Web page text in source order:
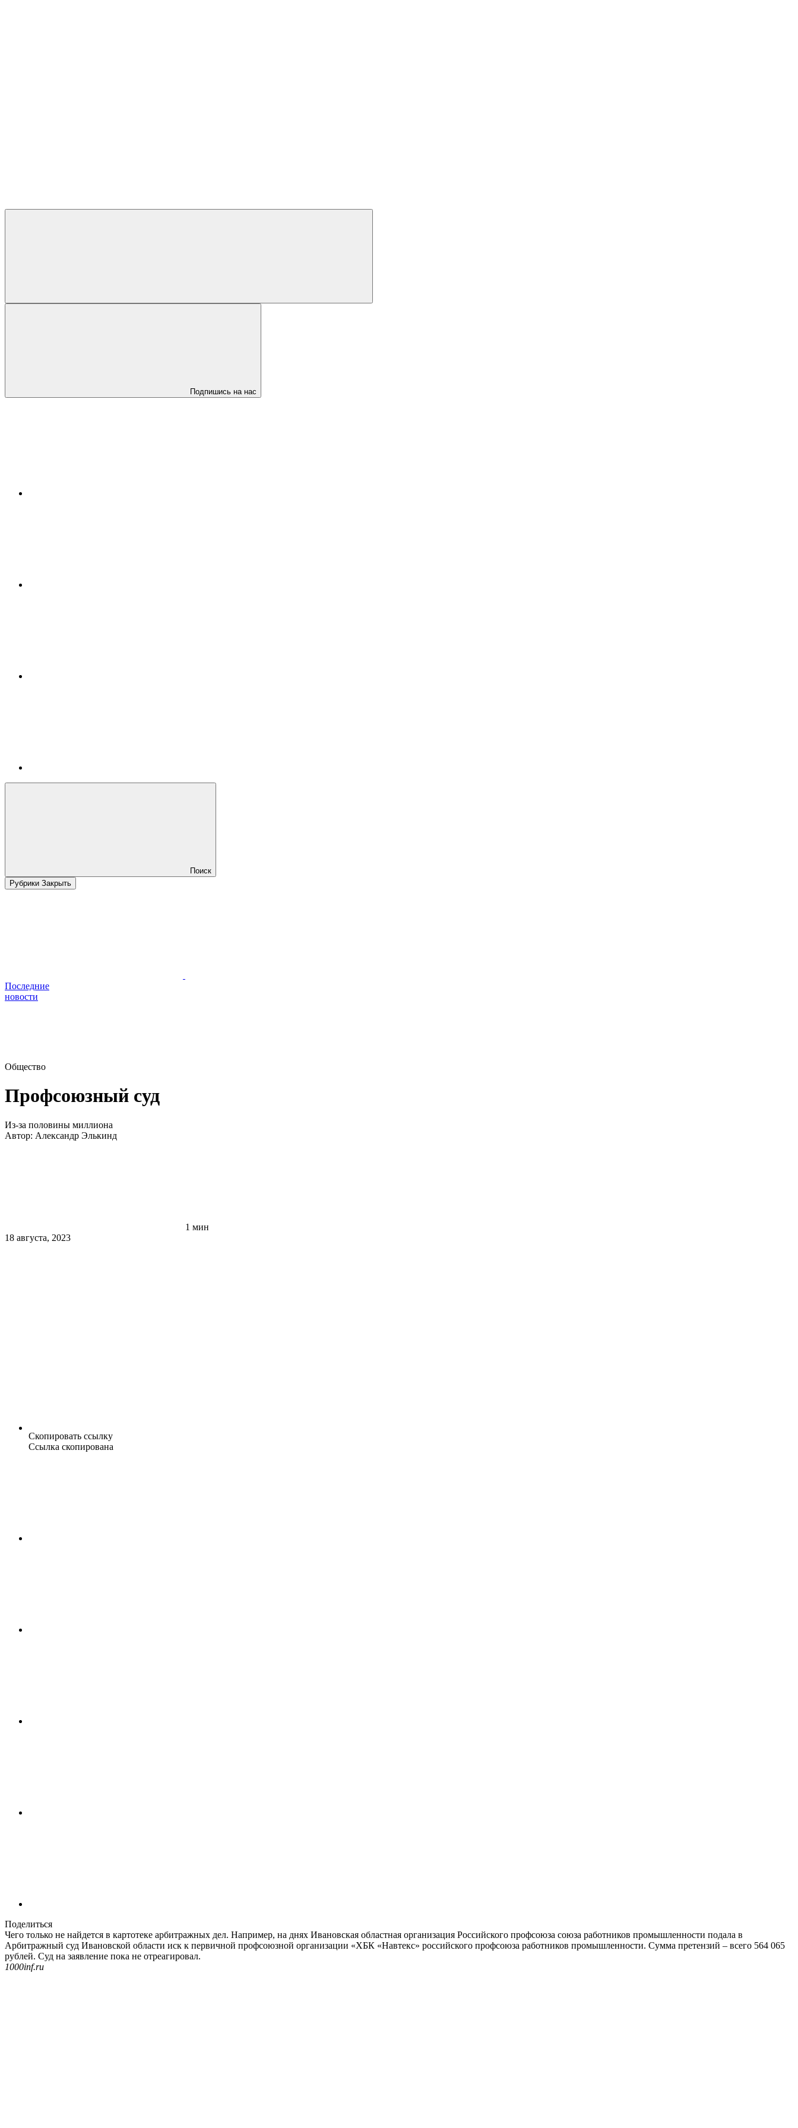
Подпишись на нас
Поиск
Рубрики Закрыть
Последние
новости
Общество
Профсоюзный суд
Из-за половины миллиона
Автор: Александр Элькинд
1 мин
18 августа, 2023
Скопировать ссылку
Ссылка скопирована
Поделиться
Чего только не найдется в картотеке арбитражных дел. Например, на днях Ивановская областная организация Российского профсоюза союза работников промышленности подала в
Арбитражный суд Ивановской области иск к первичной профсоюзной организации «ХБК «Навтекс» российского профсоюза работников промышленности. Сумма претензий – всего 564 065
рублей. Суд на заявление пока не отреагировал.
1000inf.ru